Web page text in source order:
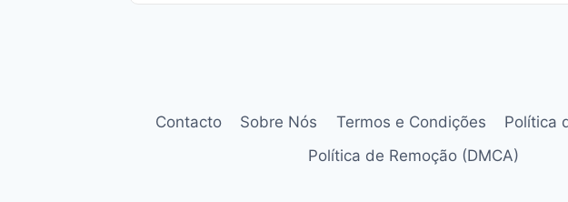
Contacto Sobre Nós Termos e Condições
Política
Política de Remoção (DMCA)